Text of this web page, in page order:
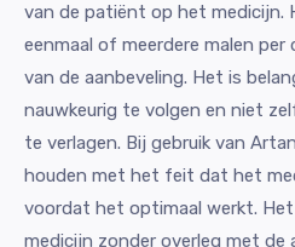
van de patiënt op het medicijn.
eenmaal of meerdere malen
van de aanbeveling. Het is
nauwkeurig te volgen en niet
te verlagen. Bij gebruik van
houden met het feit dat het
voordat het optimaal werkt.
medicijn zonder overleg met de